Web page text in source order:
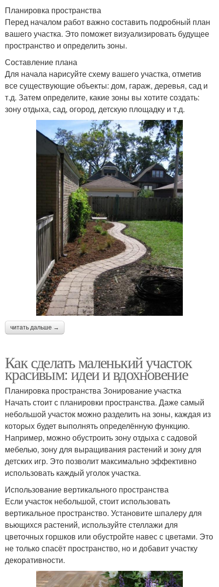
Планировка пространства
Перед началом работ важно составить подробный план
вашего участка. Это поможет визуализировать будущее
пространство и определить зоны.
Составление плана
Для начала нарисуйте схему вашего участка, отметив
все существующие объекты: дом, гараж, деревья, сад и
т.д. Затем определите, какие зоны вы хотите создать:
зону отдыха, сад, огород, детскую площадку и т.д.
читать дальше →
Как сделать маленький участок
красивым: идеи и вдохновение
Планировка пространства Зонирование участка
Начать стоит с планировки пространства. Даже самый
небольшой участок можно разделить на зоны, каждая из
которых будет выполнять определённую функцию.
Например, можно обустроить зону отдыха с садовой
мебелью, зону для выращивания растений и зону для
детских игр. Это позволит максимально эффективно
использовать каждый уголок участка.
Использование вертикального пространства
Если участок небольшой, стоит использовать
вертикальное пространство. Установите шпалеру для
вьющихся растений, используйте стеллажи для
цветочных горшков или обустройте навес с цветами. Это
не только спасёт пространство, но и добавит участку
декоративности.